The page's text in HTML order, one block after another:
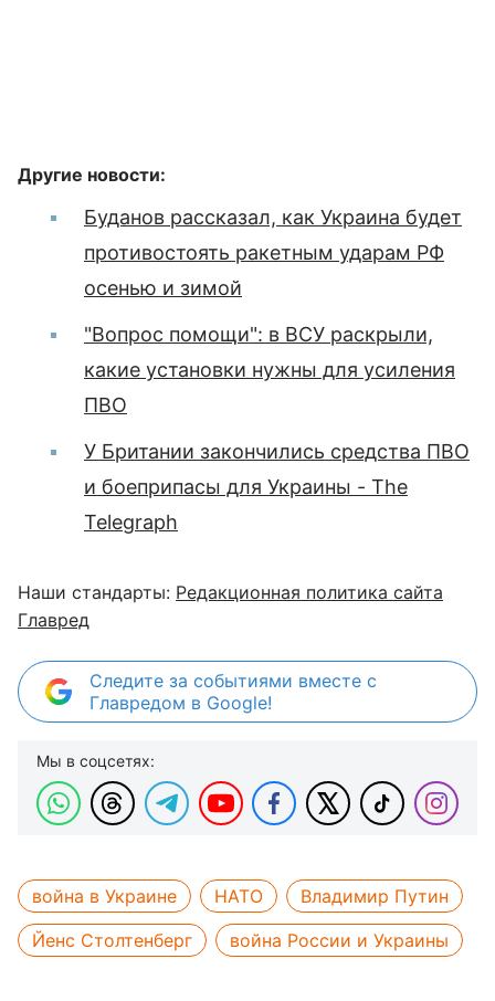
Другие новости:
Буданов рассказал, как Украина будет
противостоять ракетным ударам РФ
осенью и зимой
"Вопрос помощи": в ВСУ раскрыли,
какие установки нужны для усиления
ПВО
У Британии закончились средства ПВО
и боеприпасы для Украины - The
Telegraph
Наши стандарты: Редакционная политика сайта
Главред
Следите за событиями вместе с
Главредом в Google!
Мы в соцсетях:
война в Украине НАТО
Владимир Путин
Йенс Столтенберг
война России и Украины